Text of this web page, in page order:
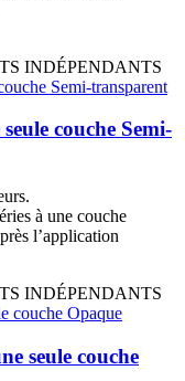
INDÉPENDANTS
couche Semi-
à une couche
l’application
INDÉPENDANTS
seule couche